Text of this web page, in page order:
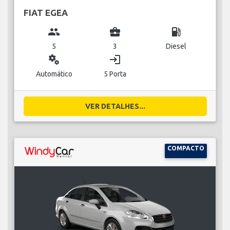
FIAT EGEA
group
5
business_center
3
local_gas_station
Diesel
miscellaneous_services
Automático
login
5 Porta
VER DETALHES...
COMPACTO